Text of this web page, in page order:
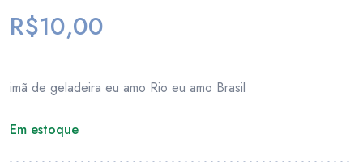
R$10,00
imã de geladeira eu amo Rio eu amo Brasil
Em estoque